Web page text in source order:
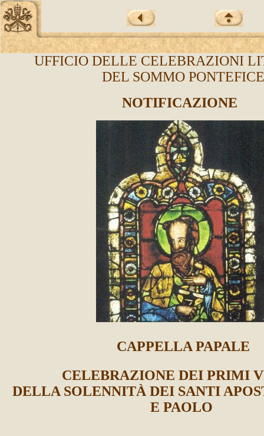
UFFICIO DELLE CELEBRAZIONI
DEL SOMMO PONTEFICE
NOTIFICAZIONE
CAPPELLA PAPALE
CELEBRAZIONE DEI PRIMI
DELLA SOLENNITÀ DEI SANTI
E PAOLO